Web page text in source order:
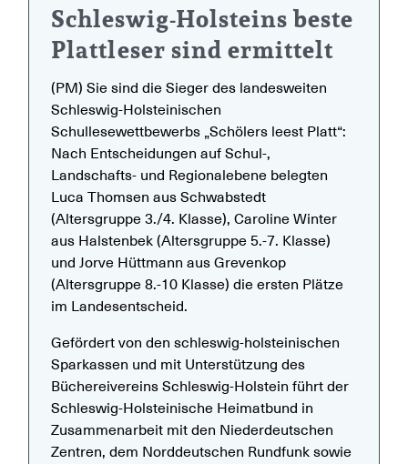
Schleswig-Holsteins beste
Plattleser sind ermittelt
(PM) Sie sind die Sieger des landesweiten
Schleswig-Holsteinischen
Schullesewettbewerbs „Schölers leest Platt“:
Nach Entscheidungen auf Schul-,
Landschafts- und Regionalebene belegten
Luca Thomsen aus Schwabstedt
(Altersgruppe 3./4. Klasse), Caroline Winter
aus Halstenbek (Altersgruppe 5.-7. Klasse)
und Jorve Hüttmann aus Grevenkop
(Altersgruppe 8.-10 Klasse) die ersten Plätze
im Landesentscheid.
Gefördert von den schleswig-holsteinischen
Sparkassen und mit Unterstützung des
Büchereivereins Schleswig-Holstein führt der
Schleswig-Holsteinische Heimatbund in
Zusammenarbeit mit den Niederdeutschen
Zentren, dem Norddeutschen Rundfunk sowie